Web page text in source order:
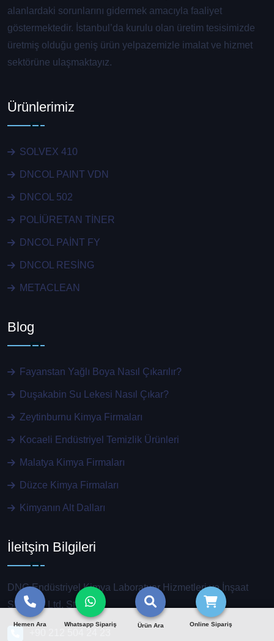
alanlardaki sorunlarını gidermek amacıyla faaliyet
göstermektedir. İstanbul’da kurulu olan üretim tesisimizde
üretmiş olduğu geniş ürün yelpazemizle imalat ve hizmet
sektörüne ulaşmaktayız.
Ürünlerimiz
SOLVEX 410
DNCOL PAINT VDN
DNCOL 502
POLİÜRETAN TİNER
DNCOL PAİNT FY
DNCOL RESİNG
METACLEAN
Blog
Fayanstan Yağlı Boya Nasıl Çıkarılır?
Duşakabin Su Lekesi Nasıl Çıkar?
Zeytinburnu Kimya Firmaları
Kocaeli Endüstriyel Temizlik Ürünleri
Malatya Kimya Firmaları
Düzce Kimya Firmaları
Kimyanın Alt Dalları
İleitşim Bilgileri
DNC Endüstriyel Kimya Laboratuar Hizmetleri ve İnşaat
San. Tic. Ltd. Şti.
Hemen Ara Whatsapp Sipariş Ürün Ara Online Sipariş